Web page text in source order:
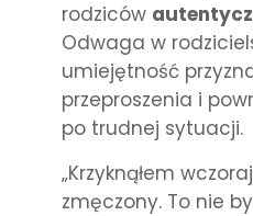
rodziców
Odwaga w
umiejętność
przeproszenia i
po trudnej sytuacji.
„Krzyknąłem
zmęczony. To nie